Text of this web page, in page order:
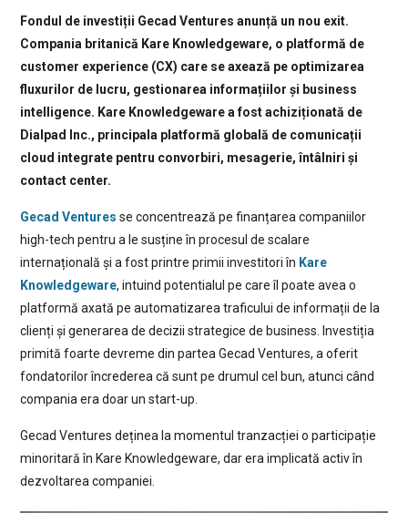
Fondul de investiții Gecad Ventures anunță un nou exit.
Compania britanică Kare Knowledgeware, o platformă de
customer experience (CX) care se axează pe optimizarea
fluxurilor de lucru, gestionarea informațiilor și business
intelligence. Kare Knowledgeware a fost achiziționată de
Dialpad Inc., principala platformă globală de comunicații
cloud integrate pentru convorbiri, mesagerie, întâlniri și
contact center.
Gecad Ventures se concentrează pe finanțarea companiilor
high-tech pentru a le susține în procesul de scalare
internațională și a fost printre primii investitori în Kare
Knowledgeware, intuind potentialul pe care îl poate avea o
platformă axată pe automatizarea traficului de informații de la
clienți și generarea de decizii strategice de business. Investiția
primită foarte devreme din partea Gecad Ventures, a oferit
fondatorilor încrederea că sunt pe drumul cel bun, atunci când
compania era doar un start-up.
Gecad Ventures deținea la momentul tranzacției o participație
minoritară în Kare Knowledgeware, dar era implicată activ în
dezvoltarea companiei.